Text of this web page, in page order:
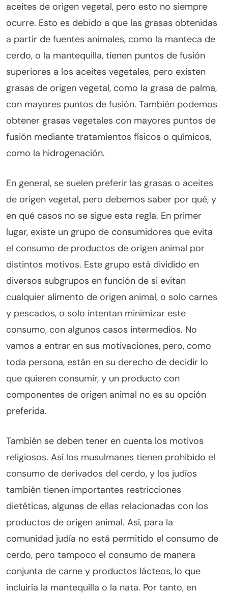
aceites de origen vegetal, pero esto no siempre
ocurre. Esto es debido a que las grasas obtenidas
a partir de fuentes animales, como la manteca de
cerdo, o la mantequilla, tienen puntos de fusión
superiores a los aceites vegetales, pero existen
grasas de origen vegetal, como la grasa de palma,
con mayores puntos de fusión. También podemos
obtener grasas vegetales con mayores puntos de
fusión mediante tratamientos físicos o químicos,
como la hidrogenación.
En general, se suelen preferir las grasas o aceites
de origen vegetal, pero debemos saber por qué, y
en qué casos no se sigue esta regla. En primer
lugar, existe un grupo de consumidores que evita
el consumo de productos de origen animal por
distintos motivos. Este grupo está dividido en
diversos subgrupos en función de si evitan
cualquier alimento de origen animal, o solo carnes
y pescados, o solo intentan minimizar este
consumo, con algunos casos intermedios. No
vamos a entrar en sus motivaciones, pero, como
toda persona, están en su derecho de decidir lo
que quieren consumir, y un producto con
componentes de origen animal no es su opción
preferida.
También se deben tener en cuenta los motivos
religiosos. Así los musulmanes tienen prohibido el
consumo de derivados del cerdo, y los judíos
también tienen importantes restricciones
dietéticas, algunas de ellas relacionadas con los
productos de origen animal. Así, para la
comunidad judía no está permitido el consumo de
cerdo, pero tampoco el consumo de manera
conjunta de carne y productos lácteos, lo que
incluiría la mantequilla o la nata. Por tanto, en